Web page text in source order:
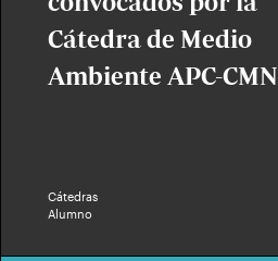
Cátedra de Medio
Ambiente APC-CMN
Cátedras
Alumno